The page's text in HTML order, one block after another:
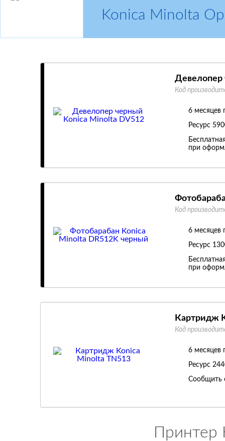
Konica Minolta
Девелопер
Код
6 месяцев
Ресурс
при
Код
6 месяцев
Ресурс
при
Картридж
Код
6 месяцев
Ресурс
Сообщить
Принтер